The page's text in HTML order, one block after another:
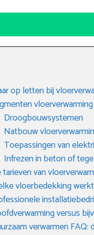
op letten bij
vloerverwarming
Droogbouwsystemen
Natbouw
Toepassingen van
Infrezen in beton of
tarieven van
vloerbedekking
versus
verwarmen